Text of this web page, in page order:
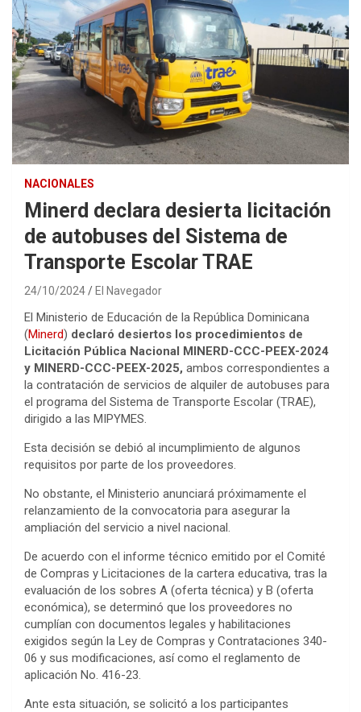
NACIONALES
Minerd declara desierta licitación
de autobuses del Sistema de
Transporte Escolar TRAE
24/10/2024 El Navegador
El Ministerio de Educación de la República Dominicana
(Minerd) declaró desiertos los procedimientos de
Licitación Pública Nacional MINERD-CCC-PEEX-2024
y MINERD-CCC-PEEX-2025, ambos correspondientes a
la contratación de servicios de alquiler de autobuses para
el programa del Sistema de Transporte Escolar (TRAE),
dirigido a las MIPYMES.
Esta decisión se debió al incumplimiento de algunos
requisitos por parte de los proveedores.
No obstante, el Ministerio anunciará próximamente el
relanzamiento de la convocatoria para asegurar la
ampliación del servicio a nivel nacional.
De acuerdo con el informe técnico emitido por el Comité
de Compras y Licitaciones de la cartera educativa, tras la
evaluación de los sobres A (oferta técnica) y B (oferta
económica), se determinó que los proveedores no
cumplían con documentos legales y habilitaciones
exigidos según la Ley de Compras y Contrataciones 340-
06 y sus modificaciones, así como el reglamento de
aplicación No. 416-23.
Ante esta situación, se solicitó a los participantes